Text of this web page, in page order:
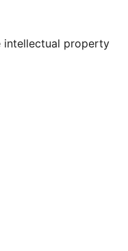
intellectual property